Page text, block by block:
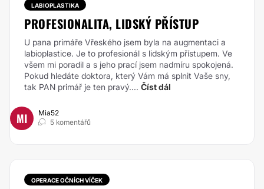
LABIOPLASTIKA
PROFESIONALITA, LIDSKÝ PŘÍSTUP
U pana primáře Vřeského jsem byla na augmentaci a
labioplastice. Je to profesionál s lidským přístupem. Ve
všem mi poradil a s jeho prací jsem nadmíru spokojená.
Pokud hledáte doktora, který Vám má splnit Vaše sny,
tak PAN primář je ten pravý.... Číst dál
MI
Mia52
5 komentářů
OPERACE OČNÍCH VÍČEK